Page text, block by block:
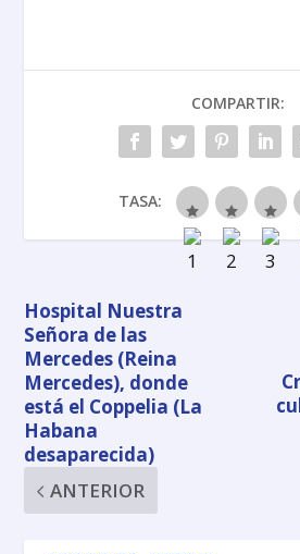
COMPARTIR:
TASA:
Hospital Nuestra
Señora de las
Mercedes (Reina
Mercedes), donde
está el Coppelia (La
Habana
desaparecida)
ANTERIOR